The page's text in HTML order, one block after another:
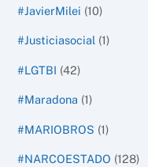
#JavierMilei (10)
#Justiciasocial (1)
#LGTBI (42)
#Maradona (1)
#MARIOBROS (1)
#NARCOESTADO (128)